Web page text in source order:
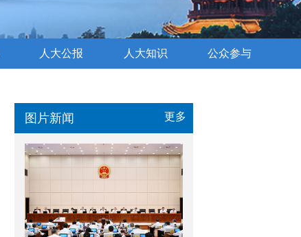
人大公报 人大知识 公众参与
图片新闻 更多